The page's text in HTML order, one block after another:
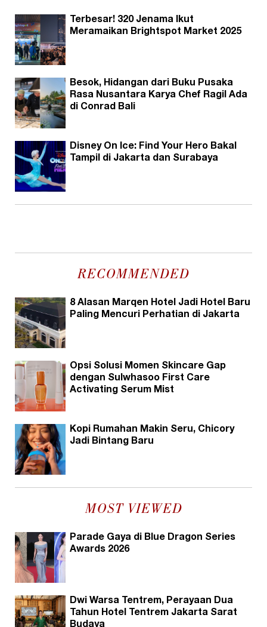
Terbesar! 320 Jenama Ikut
Meramaikan Brightspot Market 2025
Besok, Hidangan dari Buku Pusaka
Rasa Nusantara Karya Chef Ragil Ada
di Conrad Bali
Disney On Ice: Find Your Hero Bakal
Tampil di Jakarta dan Surabaya
RECOMMENDED
8 Alasan Marqen Hotel Jadi Hotel Baru
Paling Mencuri Perhatian di Jakarta
Opsi Solusi Momen Skincare Gap
dengan Sulwhasoo First Care
Activating Serum Mist
Kopi Rumahan Makin Seru, Chicory
Jadi Bintang Baru
MOST VIEWED
Parade Gaya di Blue Dragon Series
Awards 2026
Dwi Warsa Tentrem, Perayaan Dua
Tahun Hotel Tentrem Jakarta Sarat